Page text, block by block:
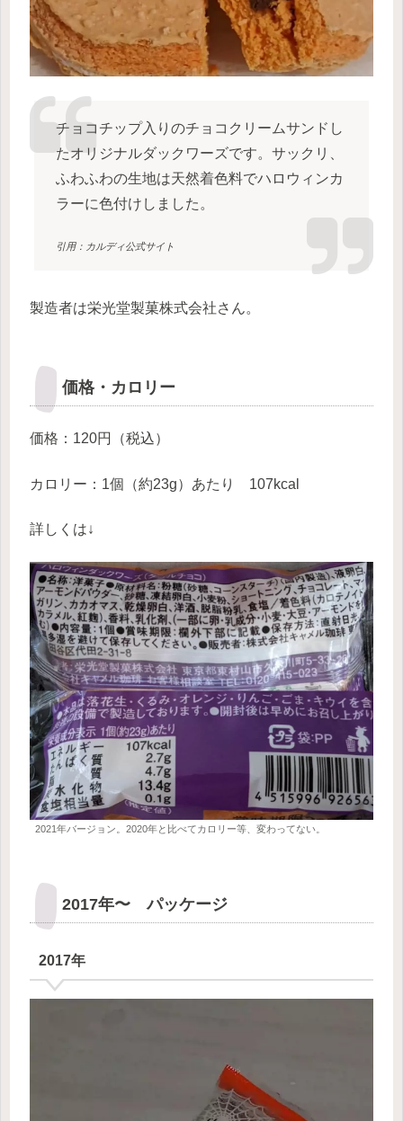
チョコチップ入りのチョコクリームサンドし
たオリジナルダックワーズです。サックリ、
ふわふわの生地は天然着色料でハロウィンカ
ラーに色付けしました。
引用：カルディ公式サイト
製造者は栄光堂製菓株式会社さん。
価格・カロリー
価格：120円（税込）
カロリー：1個（約23g）あたり 107kcal
詳しくは↓
2021年バージョン。2020年と比べてカロリー等、変わってない。
2017年〜 パッケージ
2017年